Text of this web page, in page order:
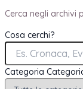
Cerca negli archivi
Cosa cerchi?
Categoria